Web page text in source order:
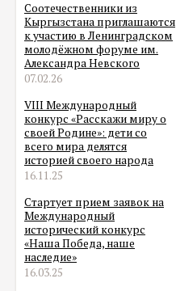
Соотечественники из
Кыргызстана приглашаются
к участию в Ленинградском
молодёжном форуме им.
Александра Невского
07.02.26
VIII Международный
конкурс «Расскажи миру о
своей Родине»: дети со
всего мира делятся
историей своего народа
16.11.25
Стартует прием заявок на
Международный
исторический конкурс
«Наша Победа, наше
наследие»
16.03.25